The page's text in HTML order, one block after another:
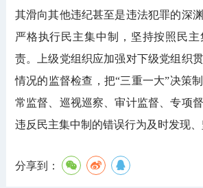
其滑向其他违纪甚至是违法犯罪的深
严格执行民主集中制，坚持按照民
责。上级党组织应加强对下级党组织
情况的监督检查，把“三重一大”决策
常监督、巡视巡察、审计监督、专项
违反民主集中制的错误行为及时发现、
分享到：